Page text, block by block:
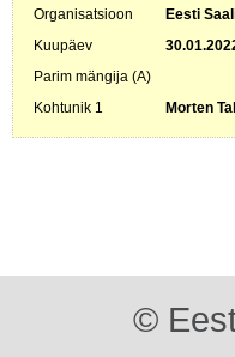
Organisatsioon Eesti
Kuupäev
Parim mängija (A)
Kohtunik 1
Morten
©